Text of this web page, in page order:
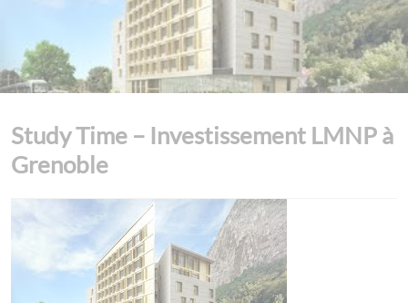
Study Time – Investissement LMNP à
Grenoble